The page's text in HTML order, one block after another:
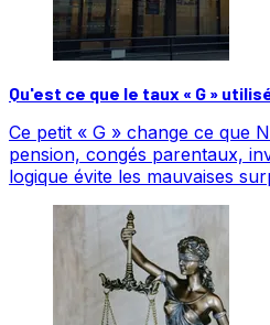
Qu'est ce que le taux « G »
Ce petit « G » change ce que
pension, congés parentaux,
logique évite les mauvaises